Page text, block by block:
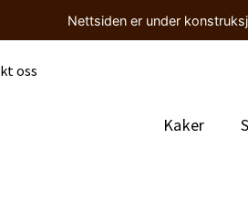
Nettsiden er under
oss
Kaker